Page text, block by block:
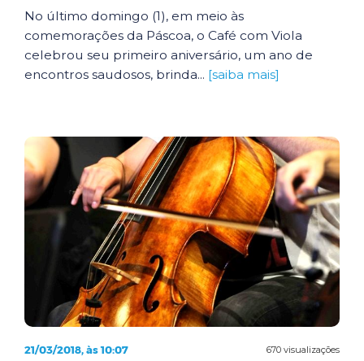
No último domingo (1), em meio às
comemorações da Páscoa, o Café com Viola
celebrou seu primeiro aniversário, um ano de
encontros saudosos, brinda... [saiba mais]
670 visualizações
21/03/2018, às 10:07